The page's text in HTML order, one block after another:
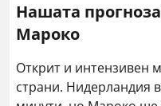
Нашата
Мароко
Открит и интензивен
страни. Нидерландия